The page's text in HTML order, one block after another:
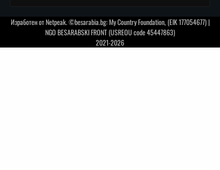
Изработен отNetpeak. ©besarabia.bg: My Country Foundation, (EIK 177054677) |
NGO BESARABSKI FRONT (USREOU code 45447863)
2021-2026